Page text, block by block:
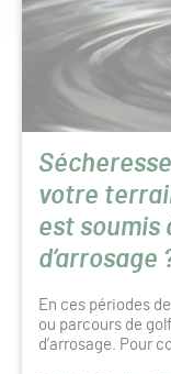
votre
est soumis
d’arrosage
En ces périodes
ou parcours de
d’arrosage. Pour